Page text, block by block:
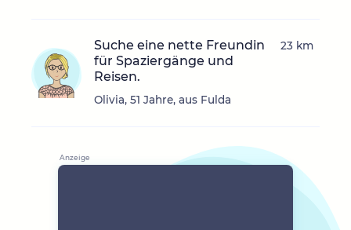
Suche eine nette Freundin
für Spaziergänge und
Reisen.
Olivia, 51 Jahre, aus Fulda
23 km